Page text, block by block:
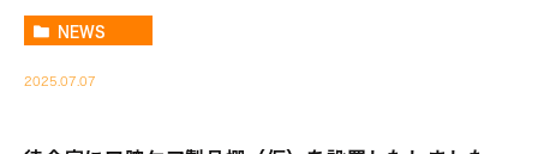
NEWS
2025.07.07